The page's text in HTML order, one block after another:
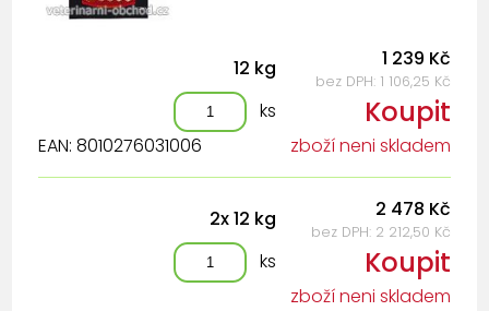
zboží neni skladem
EAN: 8010276031006
12 kg 1 239 Kč
bez DPH: 1 106,25 Kč
ks Koupit
zboží neni skladem
2x 12 kg 2 478 Kč
bez DPH: 2 212,50 Kč
ks Koupit